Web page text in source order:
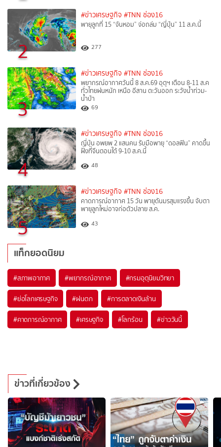
2
#ข่าวเศรษฐกิจ #TNN ช่อง16
พายุลูกที่ 15 “จันหอม” จ่อถล่ม “ญี่ปุ่น” 11 ส.ค.นี้
277
3
#ข่าวเศรษฐกิจ #TNN ช่อง16
พยากรณ์อากาศวันนี้ 8 ส.ค.69 อุตุฯ เตือน 8-11 ส.ค
ทั่วไทยฝนหนัก เหนือ อีสาน ตะวันออก ระวังน้ำท่วม-
น้ำป่า
69
4
#ข่าวเศรษฐกิจ #TNN ช่อง16
ญี่ปุ่น อพยพ 2 แสนคน รับมือพายุ “ดอลฟิน” คาดขึ้น
ฝั่งที่จีนตอนใต้ 9-10 ส.ค.นี้
48
5
#ข่าวเศรษฐกิจ #TNN ช่อง16
คาดการณ์อากาศ 15 วัน พายุดันมรสุมแรงขึ้น จับตา
พายุลูกใหม่อาจก่อตัวปลาย ส.ค.
43
แท็กยอดนิยม
#สภาพอากาศ #พยากรณ์อากาศ #กรมอุตุนิยมวิทยา
#ย่อโลกเศรษฐกิจ #ฝนตก #การตลาดเงินล้าน
#คาดการณ์อากาศ #เศรษฐกิจ #โลกร้อน #ข่าววันนี้
ข่าวที่เกี่ยวข้อง